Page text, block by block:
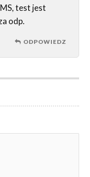
test jest
odp.
ODPOWIEDZ